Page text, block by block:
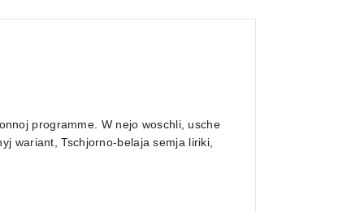
programme. W nejo woschli, usche
wariant, Tschjorno-belaja semja liriki,